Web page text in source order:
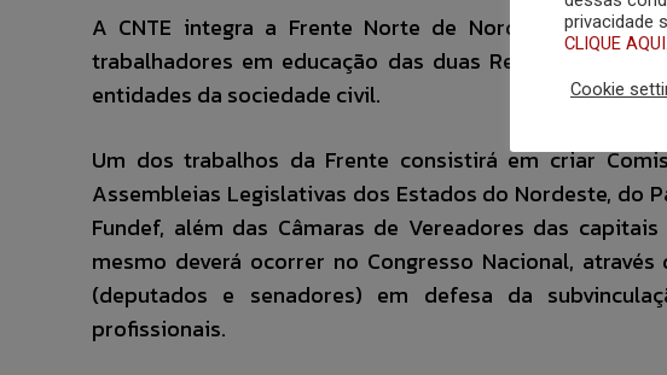
A CNTE integra a Frente Norte de Nordeste, que
trabalhadores em educação das duas Regiões,
entidades da sociedade civil.
Um dos trabalhos da Frente consistirá em criar
Assembleias Legislativas dos Estados do Nordeste, do
Fundef, além das Câmaras de Vereadores das
mesmo deverá ocorrer no Congresso Nacional,
(deputados e senadores) em defesa da
profissionais.
privacidade
CLIQUE AQUI.
Cookie